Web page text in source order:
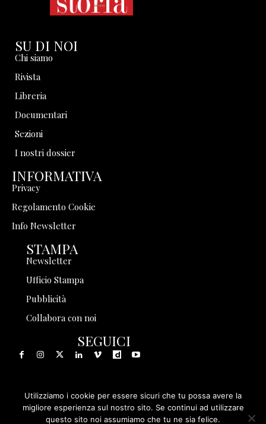
SU DI NOI
Chi siamo
Rivista
Libreria
Documentari
Sezioni
I nostri dossier
INFORMATIVA
Privacy
Regolamento Cookie
Info Newsletter
STAMPA
Newsletter
Ufficio Stampa
Pubblicità
Collabora con noi
SEGUICI
© 1999 - 2025 Storia in Rete Srl - Tutti i diritti riservati - P.
IVA 08570971005
Utilizziamo i cookie per essere sicuri che tu possa avere la
migliore esperienza sul nostro sito. Se continui ad utilizzare
questo sito noi assumiamo che tu ne sia felice.